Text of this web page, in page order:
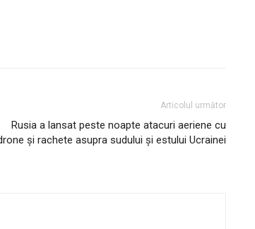
Articolul următor
Rusia a lansat peste noapte atacuri aeriene cu
şi rachete asupra sudului şi estului Ucrainei